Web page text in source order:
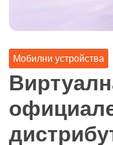
Мобилни устройства